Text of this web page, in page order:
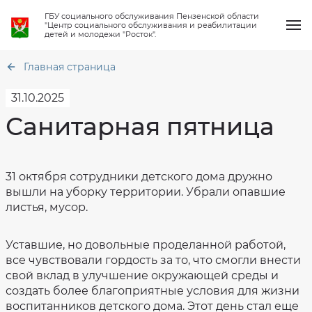
ГБУ социального обслуживания Пензенской области
"Центр социального обслуживания и реабилитации
детей и молодежи "Росток".
Структура
организации
Материально
техническое
Финансово-
хозяйственная
деятельность
Сведения
о
проверках
Услуги
Акт
профилактического
услуги
Приказ
о
стоимости
социальных
услуг
Работа клубов
Вопрос-ответ
Контакты
Главная страница
31.10.2025
Санитарная пятница
31 октября сотрудники детского дома дружно
вышли на уборку территории. Убрали опавшие
листья, мусор.
Уставшие, но довольные проделанной работой,
все чувствовали гордость за то, что смогли внести
свой вклад в улучшение окружающей среды и
создать более благоприятные условия для жизни
воспитанников детского дома. Этот день стал еще